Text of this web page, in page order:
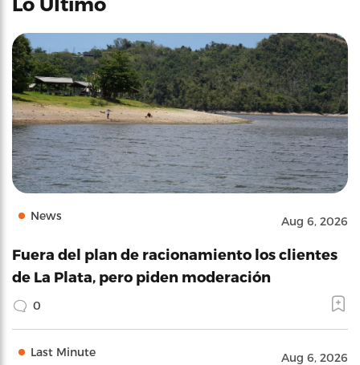
News Aug 6, 2026
Fuera del plan de racionamiento los clientes
de La Plata, pero piden moderación
0
Last Minute Aug 6, 2026